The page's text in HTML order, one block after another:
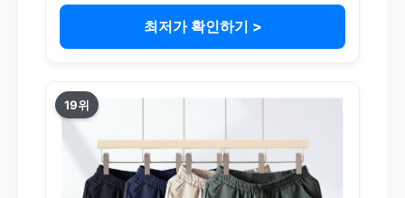
최저가 확인하기 >
19위